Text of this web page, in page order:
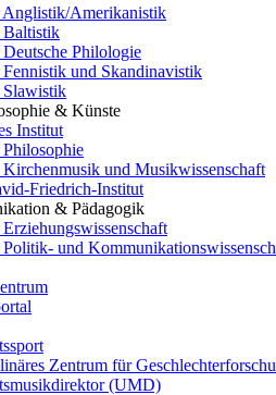
Amerikanistik
Philologie
und Skandinavistik
& Künste
Institut
und Musikwissenschaft
Friedrich-Institut
& Pädagogik
und
Zentrum für
(UMD)